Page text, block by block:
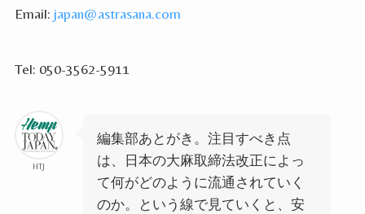
Email: japan@astrasana.com
Tel: 050-3562-5911
HTJ
編集部あとがき。注目すべき点
は、日本の大麻取締法改正によっ
て何がどのように流通されていく
のか。という線で見ていくと、安